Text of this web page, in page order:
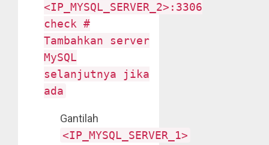
<IP_MYSQL_SERVER_2>:3306
check #
Tambahkan server
MySQL
selanjutnya jika
ada
Gantilah
<IP_MYSQL_SERVER_1>